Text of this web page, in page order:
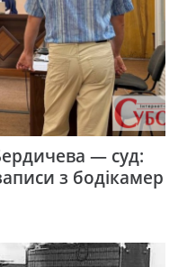
— суд:
з бодікамер